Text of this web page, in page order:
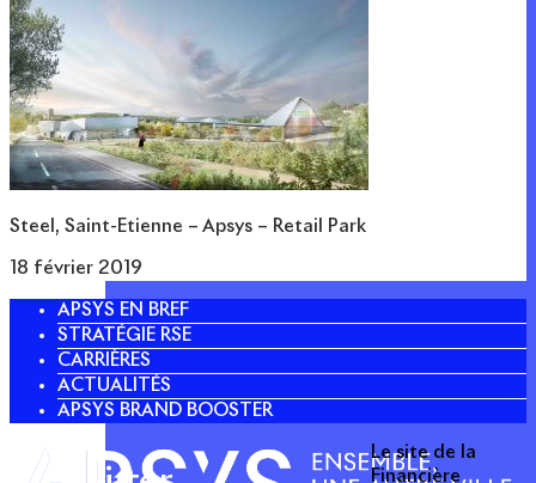
Steel, Saint-Etienne – Apsys – Retail Park
18 février 2019
APSYS EN BREF
STRATÉGIE RSE
CARRIÈRES
ACTUALITÉS
APSYS BRAND BOOSTER
Le site de la
Financière